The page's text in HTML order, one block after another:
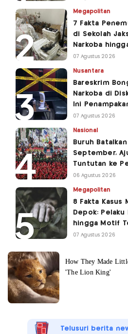
Megapolitan
7 Fakta
di Sekolah
Narkoba
07 Agustus 2026
Nusantara
Bareskrim
Narkoba di
Ini
07 Agustus 2026
Nasional
Buruh
September,
Tuntutan ke
06 Agustus 2026
Megapolitan
8 Fakta Kasus
Depok:
hingga Motif
07 Agustus 2026
Telusuri berita